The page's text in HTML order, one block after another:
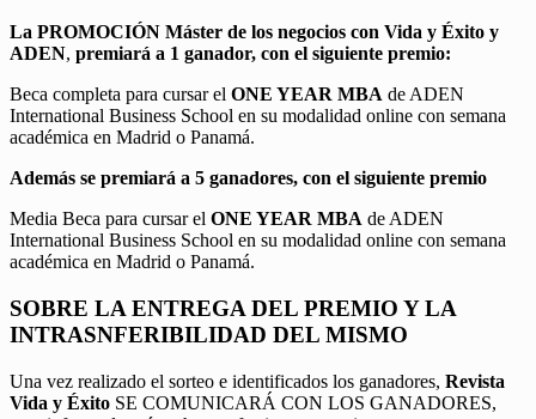
La PROMOCIÓN Máster de los negocios con Vida y Éxito y
ADEN, premiará a 1 ganador, con el siguiente premio:
Beca completa para cursar el ONE YEAR MBA de ADEN
International Business School en su modalidad online con semana
académica en Madrid o Panamá.
Además se premiará a 5 ganadores, con el siguiente premio
Media Beca para cursar el ONE YEAR MBA de ADEN
International Business School en su modalidad online con semana
académica en Madrid o Panamá.
SOBRE LA ENTREGA DEL PREMIO Y LA
INTRASNFERIBILIDAD DEL MISMO
Una vez realizado el sorteo e identificados los ganadores, Revista
Vida y Éxito SE COMUNICARÁ CON LOS GANADORES,